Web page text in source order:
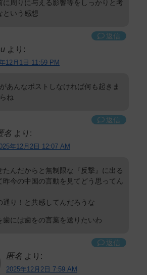
に周りに与える影響等をしっかりと考
という感想
返信
より:
12月1日 11:59 PM
あんなポストしなければ何も起きま
ね
返信
名 より:
年12月2日 12:07 AM
たんだからと無制限な『反撃』に出る
昨今の中国の言動を見てどう思ってん
通り！と共感してんだろうな
歯には歯をの言葉を送りたいわ
返信
匿名 より:
2025年12月2日 7:59 AM